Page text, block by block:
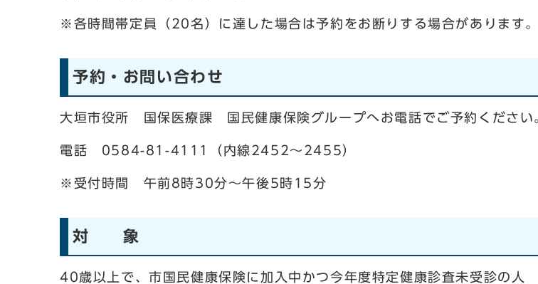
※各時間帯定員（20名）に達した場合は予約をお断りする場合があります
予約・お問い合わせ
大垣市役所 国保医療課 国民健康保険グループへお電話でご予約ください
電話 0584-81-4111（内線2452～2455）
※受付時間 午前8時30分～午後5時15分
対 象
40歳以上で、市国民健康保険に加入中かつ今年度特定健康診査未受診の人